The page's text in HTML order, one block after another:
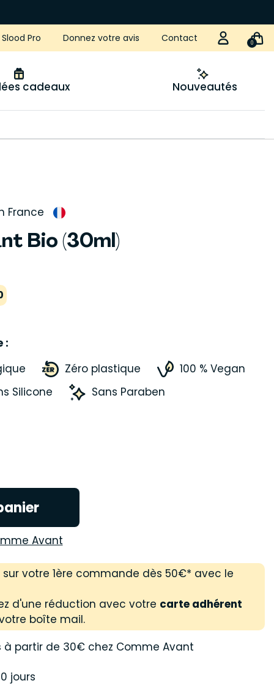
Slood Pro Donnez votre avis Contact 0
cadeaux Nouveautés
France
Bio (30ml)
:
Zéro plastique
100 % Vegan
Silicone
Sans Paraben
Avant
sur votre 1ère commande dès 50€* avec le
d'une réduction avec votre carte adhérent
boîte mail.
à partir de 30€ chez Comme Avant
jours